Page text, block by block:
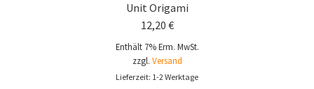
Unit Origami
12,20 €
Enthält 7% Erm. MwSt.
zzgl. Versand
Lieferzeit: 1-2 Werktage